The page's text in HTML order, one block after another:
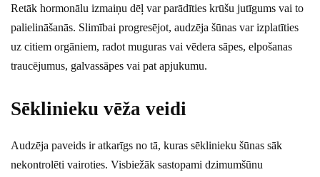
Retāk hormonālu izmaiņu dēļ var parādīties krūšu jutīgums vai to
palielināšanās. Slimībai progresējot, audzēja šūnas var izplatīties
uz citiem orgāniem, radot muguras vai vēdera sāpes, elpošanas
traucējumus, galvassāpes vai pat apjukumu.
Sēklinieku vēža veidi
Audzēja paveids ir atkarīgs no tā, kuras sēklinieku šūnas sāk
nekontrolēti vairoties. Visbiežāk sastopami dzimumšūnu